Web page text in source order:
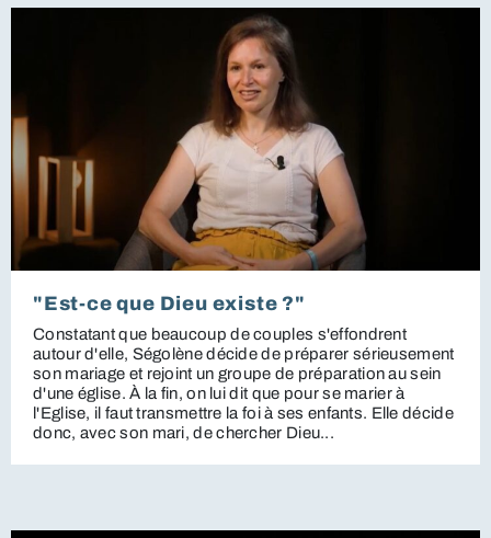
"Est-ce que Dieu existe ?"
Constatant que beaucoup de couples s'effondrent
autour d'elle, Ségolène décide de préparer sérieusement
son mariage et rejoint un groupe de préparation au sein
d'une église. À la fin, on lui dit que pour se marier à
l'Eglise, il faut transmettre la foi à ses enfants. Elle décide
donc, avec son mari, de chercher Dieu...